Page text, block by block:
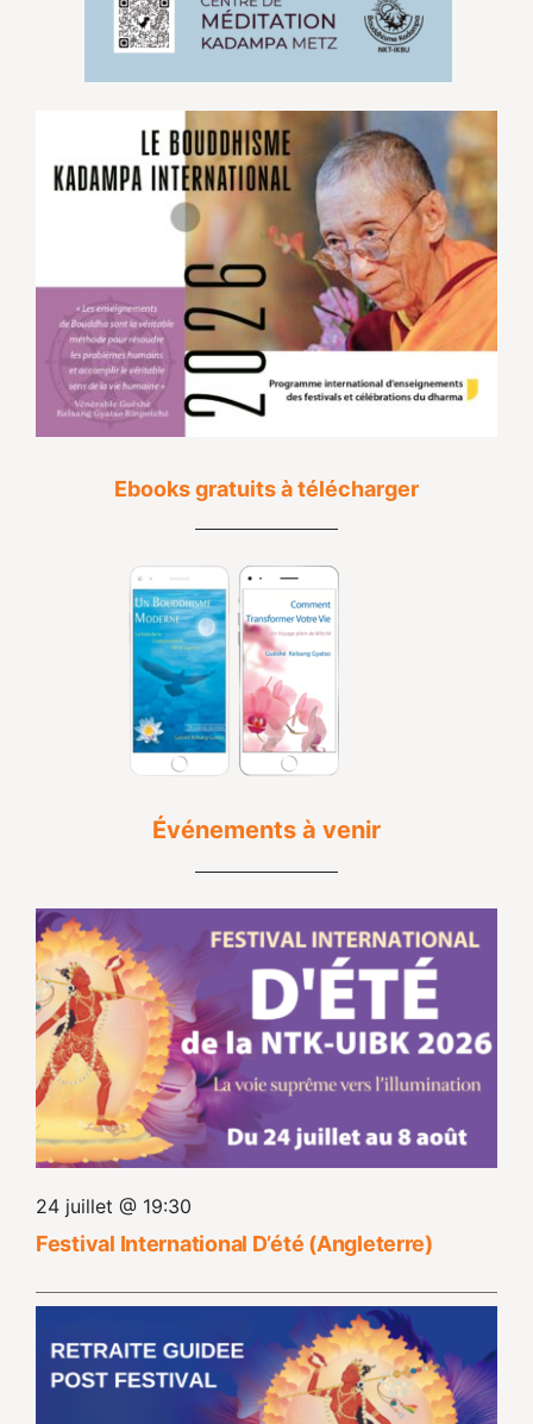
Ebooks gratuits à télécharger
Événements à venir
24 juillet @ 19:30
Festival International D’été (Angleterre)